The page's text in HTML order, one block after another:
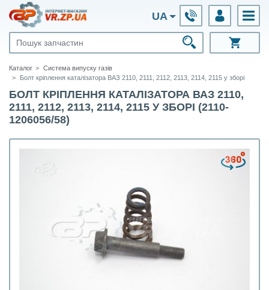
UA
Каталог
Система випуску газів
Болт кріплення каталізатора ВАЗ 2110, 2111, 2112, 2113, 2114, 2115 у зборі
БОЛТ КРІПЛЕННЯ КАТАЛІЗАТОРА ВАЗ 2110,
2111, 2112, 2113, 2114, 2115 У ЗБОРІ (2110-
1206056/58)